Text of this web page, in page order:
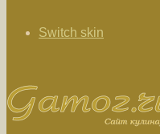
Switch skin